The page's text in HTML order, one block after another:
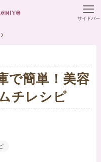
サイドバー
で簡単！美容
チレシピ